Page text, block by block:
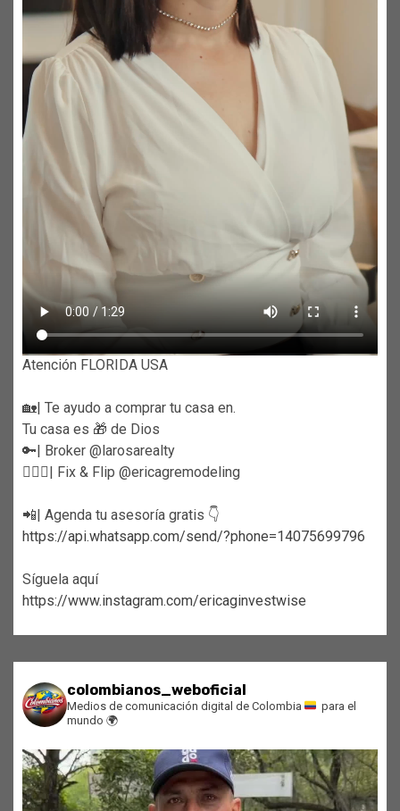
Atención FLORIDA USA
🏡| Te ayudo a comprar tu casa en.
Tu casa es 🎁 de Dios
🔑| Broker @larosarealty
👷🏼‍♀️| Fix & Flip @ericagremodeling
📲| Agenda tu asesoría gratis 👇
https://api.whatsapp.com/send/?phone=14075699796
Síguela aquí
https://www.instagram.com/ericaginvestwise
colombianos_weboficial
Medios de comunicación digital de Colombia
para el
mundo 🌍